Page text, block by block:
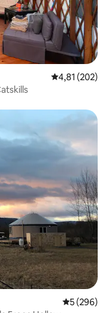
4,81 de uma
4,81 (202)
5 de uma
5 (296)